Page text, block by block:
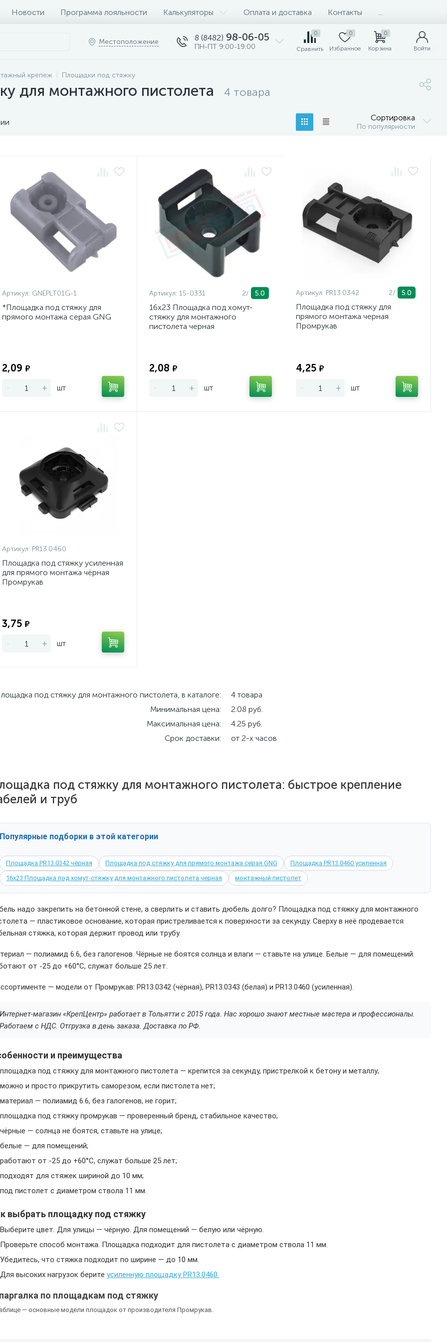
Новости Программа лояльности Калькуляторы Оплата и доставка Контакты
Местоположение 8 (8482) 98-06-05
ПН-ПТ 9:00-19:00
0
Сравнить
0
Избранное
0
Корзина Войти
крепеж Площадки под стяжку
для монтажного пистолета 4 товара
Сортировка
По популярности
Артикул: GNEPLT01G-1
*Площадка под стяжку для
прямого монтажа серая GNG
2,09 ₽
- + шт
Артикул: 15-0331 2/ 5.0
16х23 Площадка под хомут-
стяжку для монтажного
пистолета черная
2,08 ₽
- + шт
Артикул: PR13.0342 2/ 5.0
Площадка под стяжку для
прямого монтажа черная
Промрукав
4,25 ₽
- + шт
Артикул: PR13.0460
Площадка под стяжку усиленная
для прямого монтажа чёрная
Промрукав
3,75 ₽
- + шт
под стяжку для монтажного пистолета, в каталоге:
4 товара
Минимальная цена:
2.08 руб.
Максимальная цена:
4.25 руб.
Срок доставки:
от 2-х часов
под стяжку для монтажного пистолета: быстрое крепление
и труб
Популярные подборки в этой категории
Площадка PR13.0342 чёрная Площадка под стяжку для прямого монтажа серая GNG
Площадка PR13.0460 усиленная
16х23 Площадка под хомут-стяжку для монтажного пистолета черная
монтажный пистолет
надо закрепить на бетонной стене, а сверлить и ставить дюбель долго? Площадка под стяжку для монтажного
— пластиковое основание, которая пристреливается к поверхности за секунду. Сверху в неё продевается
стяжка, которая держит провод или трубу.
— полиамид 6.6, без галогенов. Чёрные не боятся солнца и влаги — ставьте на улице. Белые — для помещений.
от -25 до +60°C, служат больше 25 лет.
— модели от Промрукав: PR13.0342 (чёрная), PR13.0343 (белая) и PR13.0460 (усиленная).
Интернет-магазин «КрепЦентр» работает в Тольятти с 2015 года. Нас хорошо знают местные мастера и профессионалы.
Работаем с НДС. Отгрузка в день заказа. Доставка по РФ.
и преимущества
площадка под стяжку для монтажного пистолета — крепится за секунду, пристрелкой к бетону и металлу;
можно и просто прикрутить саморезом, если пистолета нет;
материал — полиамид 6.6, без галогенов, не горит;
площадка под стяжку промрукав — проверенный бренд, стабильное качество;
чёрные — солнца не боятся, ставьте на улице;
белые — для помещений;
работают от -25 до +60°C, служат больше 25 лет;
подходят для стяжек шириной до 10 мм;
под пистолет с диаметром ствола 11 мм.
выбрать площадку под стяжку
Выберите цвет. Для улицы — чёрную. Для помещений — белую или чёрную.
Проверьте способ монтажа. Площадка подходит для пистолета с диаметром ствола 11 мм.
Убедитесь, что стяжка подходит по ширине — до 10 мм.
Для высоких нагрузок берите усиленную площадку PR13.0460.
по площадкам под стяжку
— основные модели площадок от производителя Промрукав.